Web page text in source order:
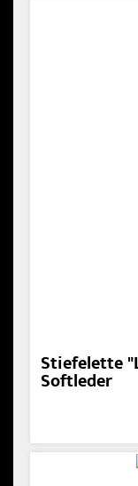
Stiefelette
Softleder